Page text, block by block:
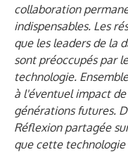
collaboration
indispensables. Les
que les leaders de la
sont préoccupés par
technologie.
à l'éventuel impact
générations futures.
Réflexion partagée
que cette